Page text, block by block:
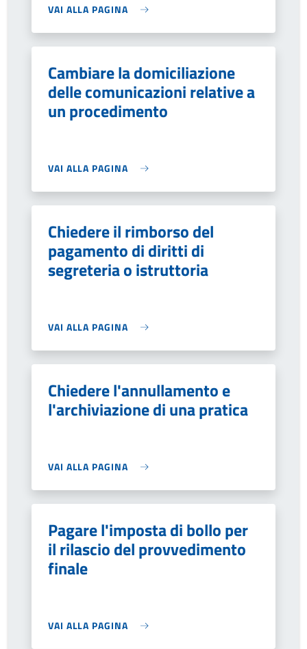
VAI ALLA PAGINA
Cambiare la domiciliazione
delle comunicazioni relative a
un procedimento
VAI ALLA PAGINA
Chiedere il rimborso del
pagamento di diritti di
segreteria o istruttoria
VAI ALLA PAGINA
Chiedere l'annullamento e
l'archiviazione di una pratica
VAI ALLA PAGINA
Pagare l'imposta di bollo per
il rilascio del provvedimento
finale
VAI ALLA PAGINA